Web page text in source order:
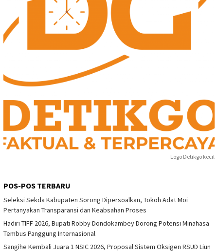
Logo Detikgo kecil
POS-POS TERBARU
Seleksi Sekda Kabupaten Sorong Dipersoalkan, Tokoh Adat Moi
Pertanyakan Transparansi dan Keabsahan Proses
Hadiri TIFF 2026, Bupati Robby Dondokambey Dorong Potensi Minahasa
Tembus Panggung Internasional
Sangihe Kembali Juara 1 NSIC 2026, Proposal Sistem Oksigen RSUD Liun